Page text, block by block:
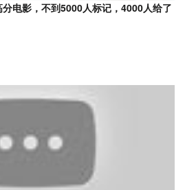
分电影，不到5000人标记，4000人给了